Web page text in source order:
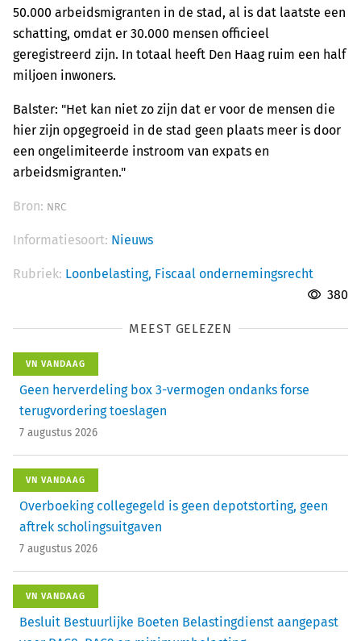
50.000 arbeidsmigranten in de stad, al is dat laatste een
schatting, omdat er 30.000 mensen officieel
geregistreerd zijn. In totaal heeft Den Haag ruim een half
miljoen inwoners.
Balster: "Het kan niet zo zijn dat er voor de mensen die
hier zijn opgegroeid in de stad geen plaats meer is door
een ongelimiteerde instroom van expats en
arbeidsmigranten."
Bron: NRC
Informatiesoort: Nieuws
Rubriek: Loonbelasting, Fiscaal ondernemingsrecht
380
MEEST GELEZEN
VN VANDAAG
Geen herverdeling box 3-vermogen ondanks forse
terugvordering toeslagen
7 augustus 2026
VN VANDAAG
Overboeking collegegeld is geen depotstorting, geen
aftrek scholingsuitgaven
7 augustus 2026
VN VANDAAG
Besluit Bestuurlijke Boeten Belastingdienst aangepast